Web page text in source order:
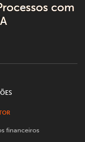
com
financeiros